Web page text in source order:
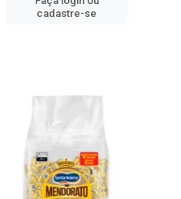
cadastre-se